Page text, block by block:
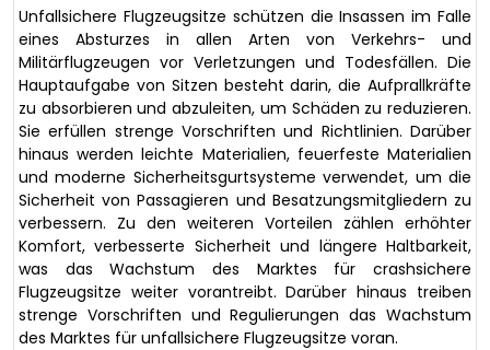
Unfallsichere Flugzeugsitze schützen die Insassen im Falle
eines Absturzes in allen Arten von Verkehrs- und
Militärflugzeugen vor Verletzungen und Todesfällen. Die
Hauptaufgabe von Sitzen besteht darin, die Aufprallkräfte
zu absorbieren und abzuleiten, um Schäden zu reduzieren.
Sie erfüllen strenge Vorschriften und Richtlinien. Darüber
hinaus werden leichte Materialien, feuerfeste Materialien
und moderne Sicherheitsgurtsysteme verwendet, um die
Sicherheit von Passagieren und Besatzungsmitgliedern zu
verbessern. Zu den weiteren Vorteilen zählen erhöhter
Komfort, verbesserte Sicherheit und längere Haltbarkeit,
was das Wachstum des Marktes für crashsichere
Flugzeugsitze weiter vorantreibt. Darüber hinaus treiben
strenge Vorschriften und Regulierungen das Wachstum
des Marktes für unfallsichere Flugzeugsitze voran.